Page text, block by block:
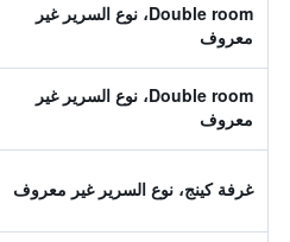
Double room، نوع السرير غير
معروف
Double room، نوع السرير غير
معروف
غرفة كينج، نوع السرير غير معروف